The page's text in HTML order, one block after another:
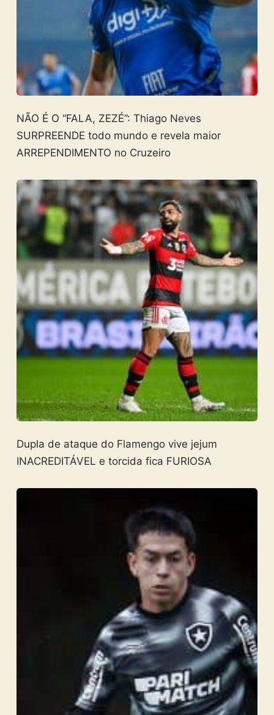
NÃO É O “FALA, ZEZÉ”: Thiago Neves
SURPREENDE todo mundo e revela maior
ARREPENDIMENTO no Cruzeiro
Dupla de ataque do Flamengo vive jejum
INACREDITÁVEL e torcida fica FURIOSA